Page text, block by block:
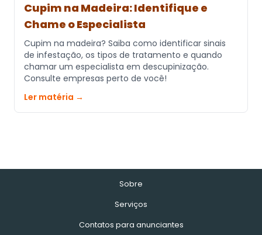
Cupim na Madeira: Identifique e
Chame o Especialista
Cupim na madeira? Saiba como identificar sinais
de infestação, os tipos de tratamento e quando
chamar um especialista em descupinização.
Consulte empresas perto de você!
Ler matéria →
Sobre
Serviços
Contatos para anunciantes